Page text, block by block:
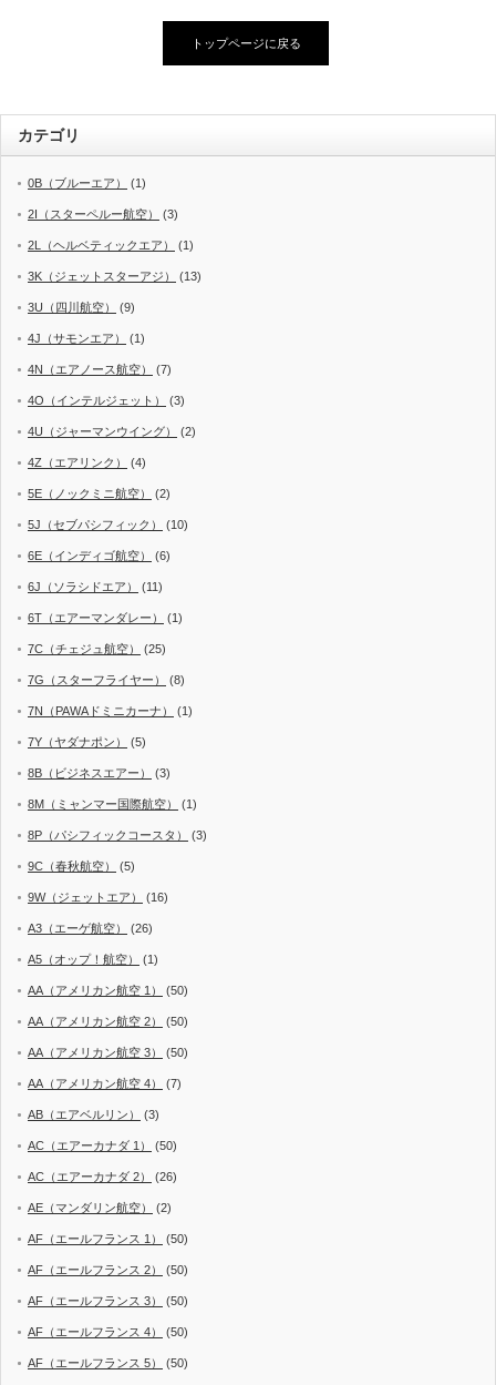
トップページに戻る
カテゴリ
0B（ブルーエア） (1)
2I（スターペルー航空） (3)
2L（ヘルベティックエア） (1)
3K（ジェットスターアジ） (13)
3U（四川航空） (9)
4J（サモンエア） (1)
4N（エアノース航空） (7)
4O（インテルジェット） (3)
4U（ジャーマンウイング） (2)
4Z（エアリンク） (4)
5E（ノックミニ航空） (2)
5J（セブパシフィック） (10)
6E（インディゴ航空） (6)
6J（ソラシドエア） (11)
6T（エアーマンダレー） (1)
7C（チェジュ航空） (25)
7G（スターフライヤー） (8)
7N（PAWAドミニカーナ） (1)
7Y（ヤダナポン） (5)
8B（ビジネスエアー） (3)
8M（ミャンマー国際航空） (1)
8P（パシフィックコースタ） (3)
9C（春秋航空） (5)
9W（ジェットエア） (16)
A3（エーゲ航空） (26)
A5（オップ！航空） (1)
AA（アメリカン航空 1） (50)
AA（アメリカン航空 2） (50)
AA（アメリカン航空 3） (50)
AA（アメリカン航空 4） (7)
AB（エアベルリン） (3)
AC（エアーカナダ 1） (50)
AC（エアーカナダ 2） (26)
AE（マンダリン航空） (2)
AF（エールフランス 1） (50)
AF（エールフランス 2） (50)
AF（エールフランス 3） (50)
AF（エールフランス 4） (50)
AF（エールフランス 5） (50)